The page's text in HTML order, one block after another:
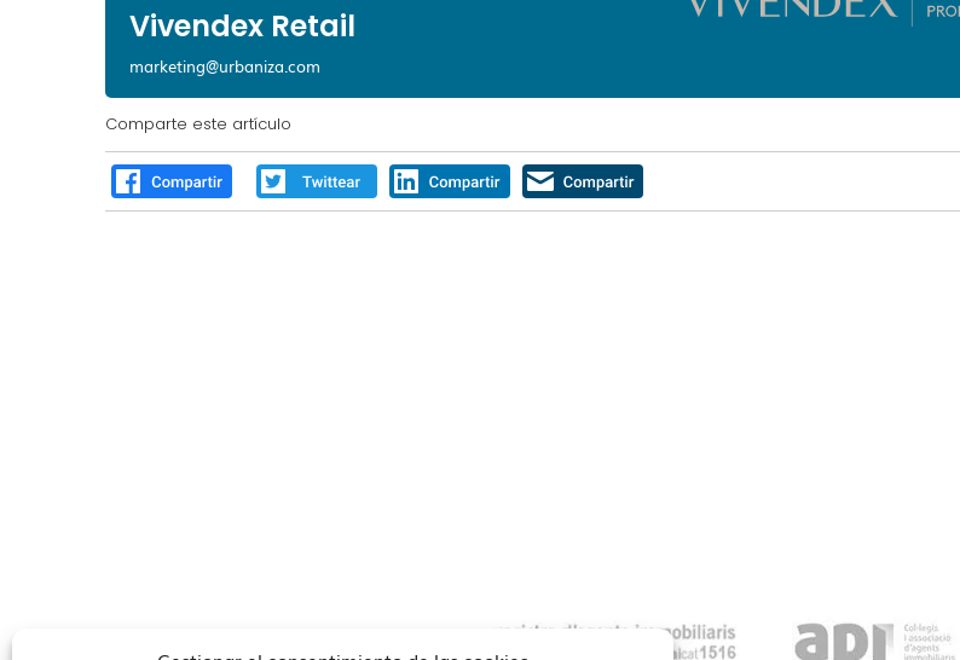
Vivendex Retail
marketing@urbaniza.com
Comparte este artículo